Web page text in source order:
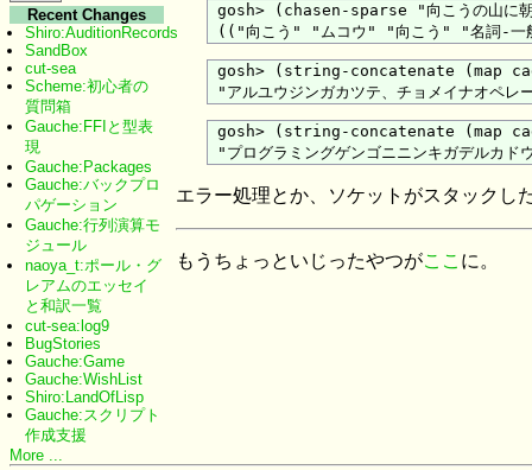
gosh> (chasen-sparse "向こうの山に朝
gosh> (string-concatenate (map cadr
gosh> (string-concatenate (map cadr
エラー処理とか、ソケットがスタックし
もうちょっといじったやつがここ に。
Recent Changes
Shiro:AuditionRecords
SandBox
cut-sea
Scheme:初心者の
質問箱
Gauche:FFIと型表
現
Gauche:Packages
Gauche:バックプロ
パゲーション
Gauche:行列演算モ
ジュール
naoya_t:ポール・グ
レアムのエッセイ
と和訳一覧
cut-sea:log9
BugStories
Gauche:Game
Gauche:WishList
Shiro:LandOfLisp
Gauche:スクリプト
作成支援
More ...